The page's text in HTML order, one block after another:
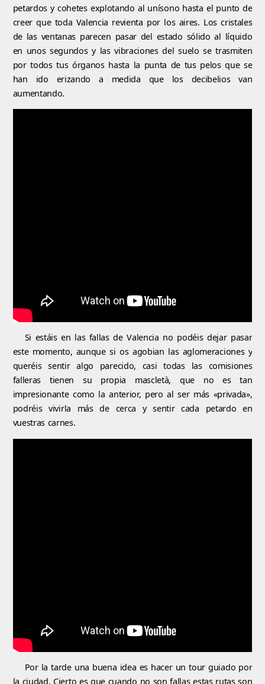
petardos y cohetes explotando al unísono hasta el punto de
creer que toda Valencia revienta por los aires. Los cristales
de las ventanas parecen pasar del estado sólido al líquido
en unos segundos y las vibraciones del suelo se trasmiten
por todos tus órganos hasta la punta de tus pelos que se
han ido erizando a medida que los decibelios van
aumentando.
Si estáis en las fallas de Valencia no podéis dejar pasar
este momento, aunque si os agobian las aglomeraciones y
queréis sentir algo parecido, casi todas las comisiones
falleras tienen su propia mascletà, que no es tan
impresionante como la anterior, pero al ser más «privada»,
podréis vivirla más de cerca y sentir cada petardo en
vuestras carnes.
Por la tarde una buena idea es hacer un tour guiado por
la ciudad. Cierto es que cuando no son fallas estas rutas son